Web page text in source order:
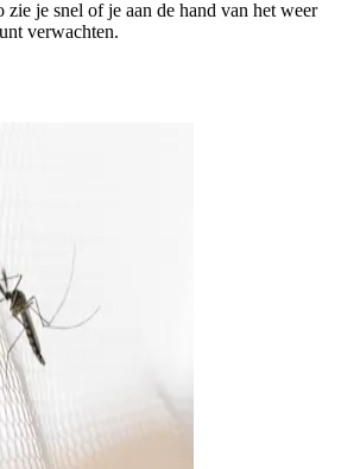
je snel of je aan de hand van het weer
verwachten.